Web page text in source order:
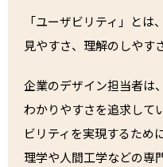
「ユーザビリティ」とは
見やすさ、理解のしやす
企業のデザイン担当者は
わかりやすさを追求して
ビリティを実現するため
理学や人間工学などの専